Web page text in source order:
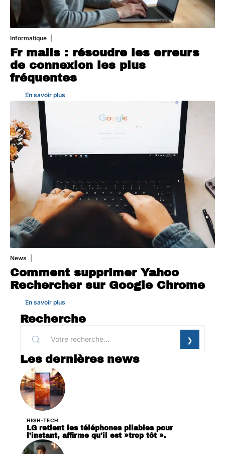
Informatique
Fr mails : résoudre les erreurs
de connexion les plus
fréquentes
En savoir plus
News
Comment supprimer Yahoo
Rechercher sur Google Chrome
En savoir plus
Recherche
Les dernières news
HIGH-TECH
LG retient les téléphones pliables pour
l’instant, affirme qu’il est »trop tôt ».